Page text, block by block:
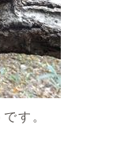
す。